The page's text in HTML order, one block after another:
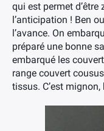
qui est permet d’être
l’anticipation ! Ben
l’avance. On
préparé une bonne
embarqué les
range couvert
tissus. C’est mignon,